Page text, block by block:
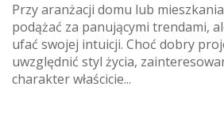
Przy aranżacji domu lub
podążać za panującymi trendami,
ufać swojej intuicji. Choć dobry
uwzględnić styl życia,
charakter właścicie...